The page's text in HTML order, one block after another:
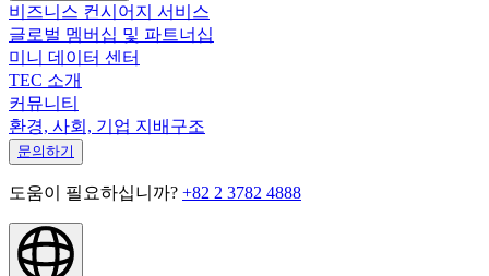
비즈니스 컨시어지 서비스
글로벌 멤버십 및 파트너십
미니 데이터 센터
TEC 소개
커뮤니티
환경, 사회, 기업 지배구조
문의하기
도움이 필요하십니까? +82 2 3782 4888